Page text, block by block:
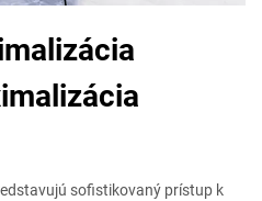
sofistikovaný prístup k